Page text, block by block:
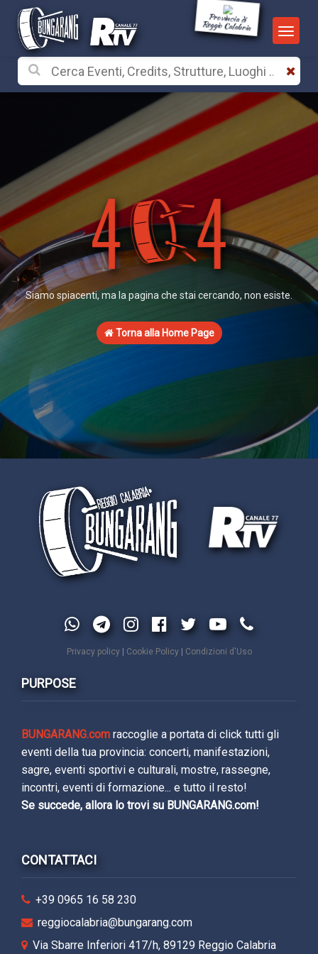
Provincia di
Reggio Calabria
Siamo spiacenti, ma la pagina che stai cercando, non esiste.
Torna alla Home Page
Privacy policy| Cookie Policy| Condizioni d'Uso
PURPOSE
BUNGARANG.com raccoglie a portata di click tutti gli
eventi della tua provincia: concerti, manifestazioni,
sagre, eventi sportivi e culturali, mostre, rassegne,
incontri, eventi di formazione... e tutto il resto!
Se succede, allora lo trovi su BUNGARANG.com!
CONTATTACI
+39 0965 16 58 230
reggiocalabria@bungarang.com
Via Sbarre Inferiori 417/h, 89129 Reggio Calabria